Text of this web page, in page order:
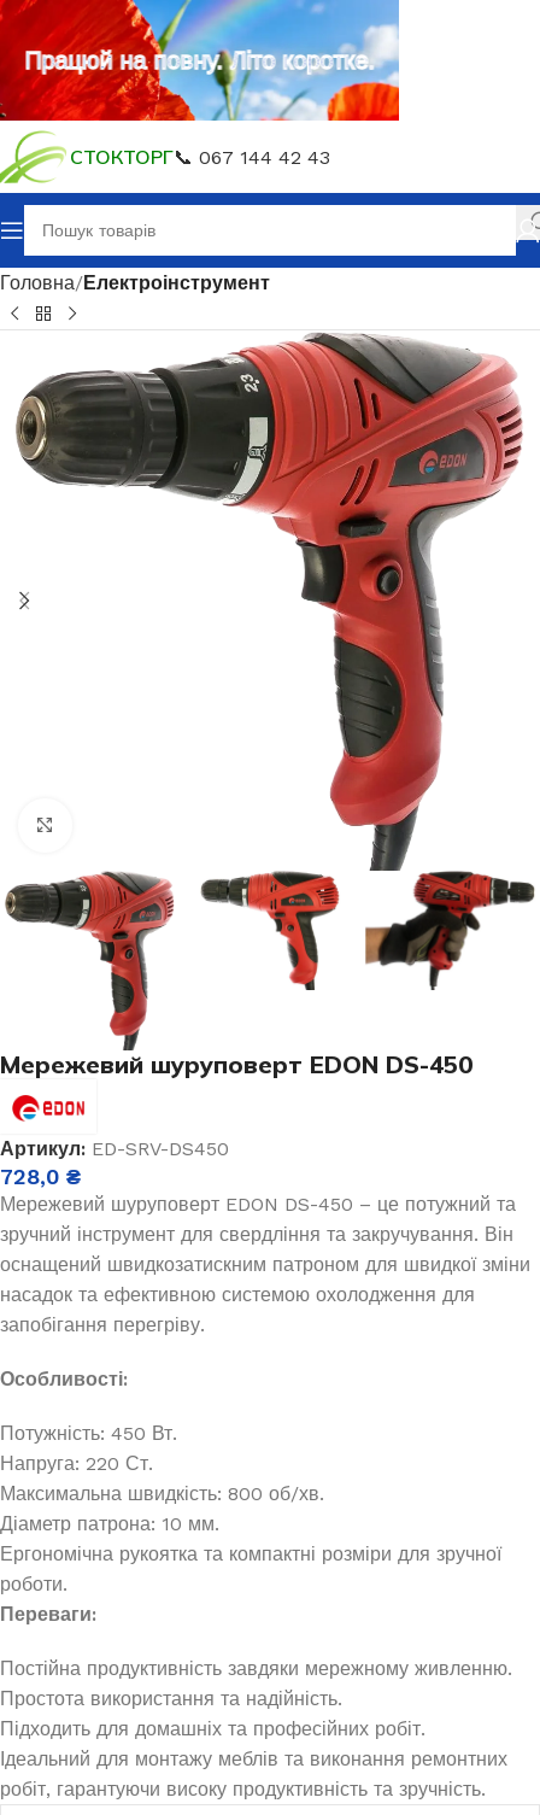
СТОКТОРГ📞 067 144 42 43
Головна Електроінструмент
Мережевий шуруповерт EDON DS-450
Артикул: ED-SRV-DS450
728,0 ₴
Мережевий шуруповерт EDON DS-450 – це потужний та
зручний інструмент для свердління та закручування. Він
оснащений швидкозатискним патроном для швидкої зміни
насадок та ефективною системою охолодження для
запобігання перегріву.
Особливості:
Потужність: 450 Вт.
Напруга: 220 Ст.
Максимальна швидкість: 800 об/хв.
Діаметр патрона: 10 мм.
Ергономічна рукоятка та компактні розміри для зручної
роботи.
Переваги:
Постійна продуктивність завдяки мережному живленню.
Простота використання та надійність.
Підходить для домашніх та професійних робіт.
Ідеальний для монтажу меблів та виконання ремонтних
робіт, гарантуючи високу продуктивність та зручність.
Працюй на повну. Літо коротке.